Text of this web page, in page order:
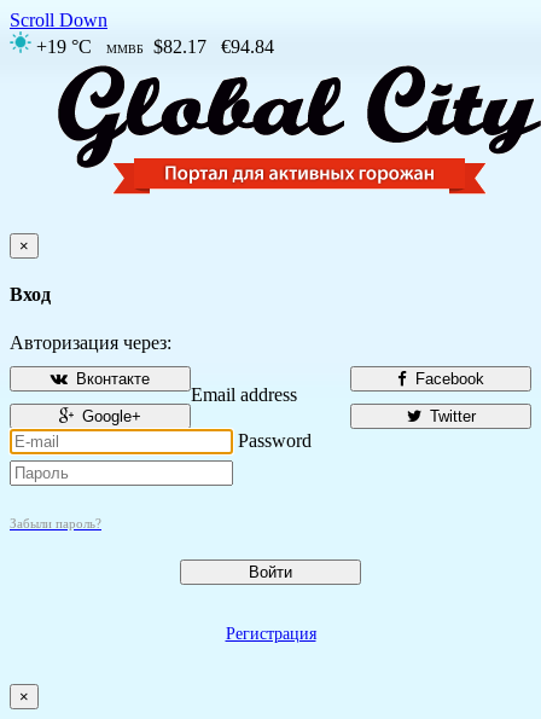
Scroll Down
+19 °C
ММВБ $82.17 €94.84
×
Вход
Авторизация через:
Facebook
Вконтакте
Twitter
Google+
Email address
Password
Забыли пароль?
Войти
Регистрация
×